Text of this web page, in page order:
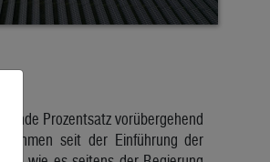
Prozentsatz vorübergehend
seit der Einführung der